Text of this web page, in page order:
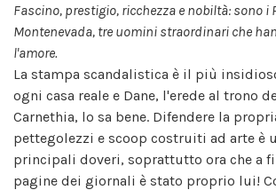
Fascino, prestigio, ricchezza e nobiltà: sono i
Montenevada, tre uomini straordinari che
l'amore.
La stampa scandalistica è il più
ogni casa reale e Dane, l'erede al trono
Carnethia, lo sa bene. Difendere la
pette­golezzi e scoop costruiti ad arte è
principali doveri, soprattutto ora che a
pagine dei giornali è stato proprio lui!